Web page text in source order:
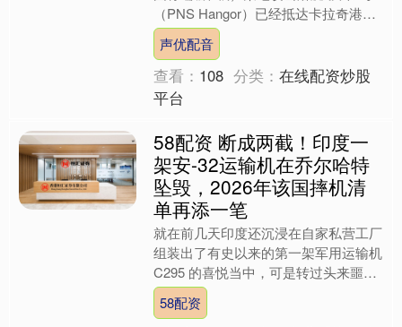
（PNS Hangor）已经抵达卡拉奇港。
这标志着巴基斯坦海军正在实施的全面
现代化升级....
声优配音
查看： 108 分类：在线配资炒股
平台
58配资 断成两截！印度一
架安-32运输机在乔尔哈特
坠毁，2026年该国摔机清
单再添一笔
就在前几天印度还沉浸在自家私营工厂
组装出了有史以来的第一架军用运输机
C295 的喜悦当中，可是转过头来噩耗
就再次传来 ... 据印媒报道，就在 13 日
上午 ....
58配资